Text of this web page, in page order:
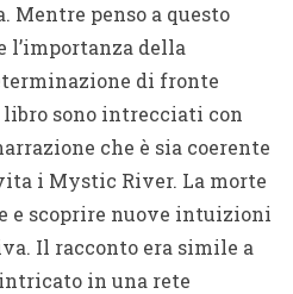
Mentre penso a questo
della
di fronte
sono intrecciati con
che è sia coerente
i Mystic River. La morte
e scoprire nuove intuizioni
Il racconto era simile a
in una rete